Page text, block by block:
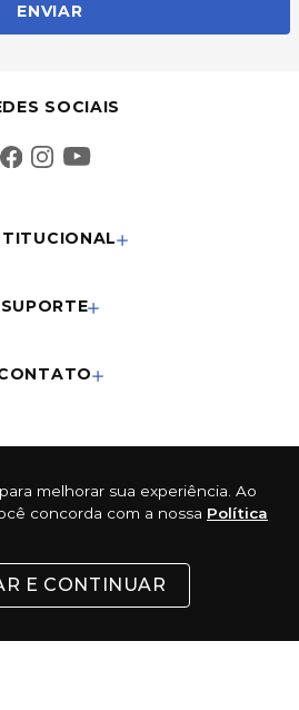
melhorar sua experiência. Ao
concorda com a nossa Política
E CONTINUAR
ENVIAR
SOCIAIS
SUPORTE
Cartões
5% de desconto